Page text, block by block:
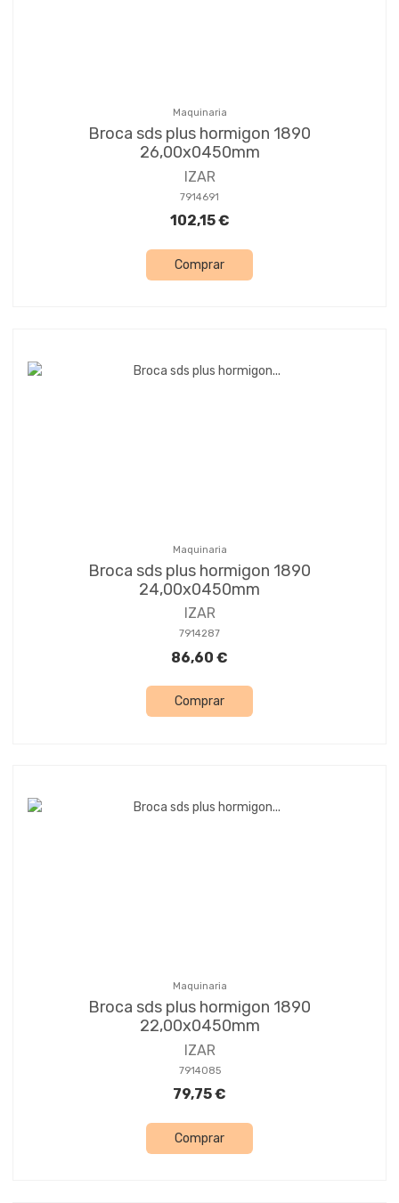
Maquinaria
Broca sds plus hormigon 1890
26,00x0450mm
IZAR
7914691
102,15 €
Comprar
Maquinaria
Broca sds plus hormigon 1890
24,00x0450mm
IZAR
7914287
86,60 €
Comprar
Maquinaria
Broca sds plus hormigon 1890
22,00x0450mm
IZAR
7914085
79,75 €
Comprar